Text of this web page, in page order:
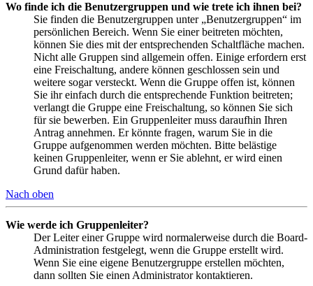
Wo finde ich die Benutzergruppen und wie trete ich ihnen bei?
Sie finden die Benutzergruppen unter „Benutzergruppen“ im
persönlichen Bereich. Wenn Sie einer beitreten möchten,
können Sie dies mit der entsprechenden Schaltfläche machen.
Nicht alle Gruppen sind allgemein offen. Einige erfordern erst
eine Freischaltung, andere können geschlossen sein und
weitere sogar versteckt. Wenn die Gruppe offen ist, können
Sie ihr einfach durch die entsprechende Funktion beitreten;
verlangt die Gruppe eine Freischaltung, so können Sie sich
für sie bewerben. Ein Gruppenleiter muss daraufhin Ihren
Antrag annehmen. Er könnte fragen, warum Sie in die
Gruppe aufgenommen werden möchten. Bitte belästige
keinen Gruppenleiter, wenn er Sie ablehnt, er wird einen
Grund dafür haben.
Nach oben
Wie werde ich Gruppenleiter?
Der Leiter einer Gruppe wird normalerweise durch die Board-
Administration festgelegt, wenn die Gruppe erstellt wird.
Wenn Sie eine eigene Benutzergruppe erstellen möchten,
dann sollten Sie einen Administrator kontaktieren.